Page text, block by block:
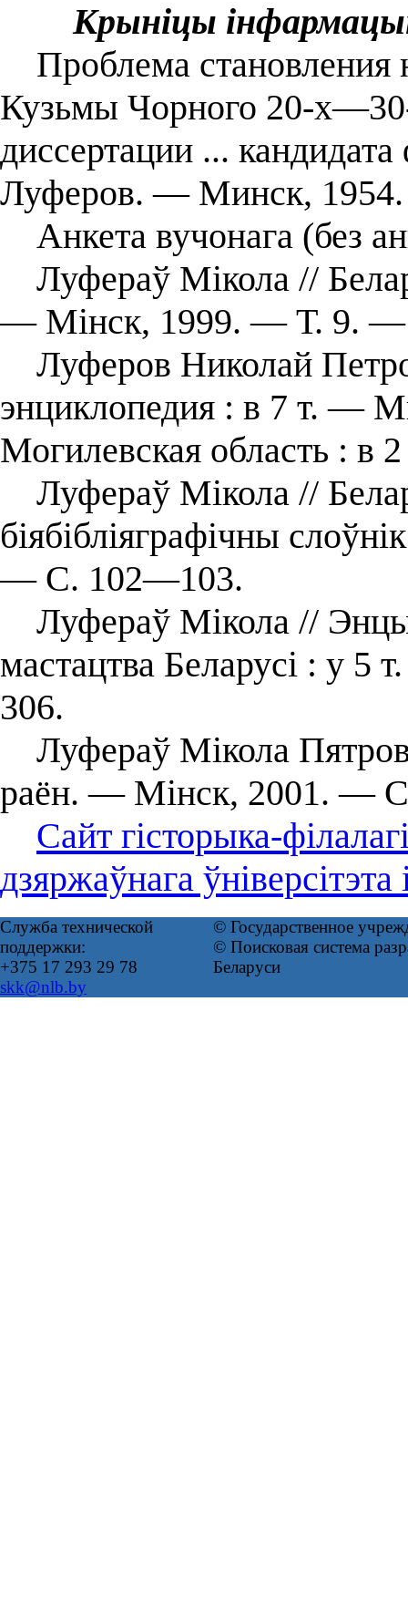
Крыніцы
Проблема становления
Кузьмы Чорного 20-
диссертации ...
Луферов. ― Минск, 1954.
Анкета вучонага (без
Луфераў Мікола //
— Мінск, 1999. — Т. 9. —
Луферов Николай
энциклопедия : в 7 т. —
Могилевская область : в
Луфераў Мікола //
біябібліяграфічны
— С. 102—103.
Луфераў Мікола //
мастацтва Беларусі : у
306.
Луфераў Мікола
раён. — Мінск, 2001. —
Сайт гісторыка-
дзяржаўнага
Служба технической
поддержки:
+375 17 293 29 78
skk@nlb.by
© Государственное
© Поисковая система
Беларуси